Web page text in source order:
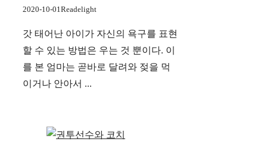
2020-10-01Readelight
갓 태어난 아이가 자신의 욕구를 표현
할 수 있는 방법은 우는 것 뿐이다. 이
를 본 엄마는 곧바로 달려와 젖을 먹
이거나 안아서 ...